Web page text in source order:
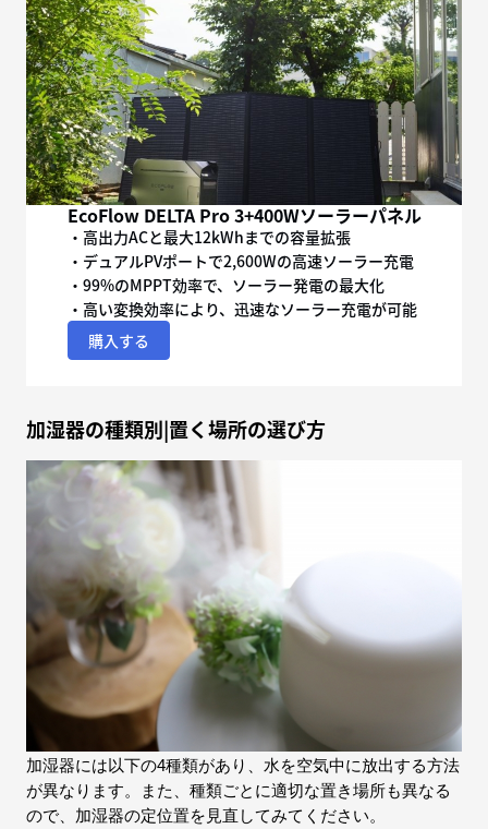
EcoFlow DELTA Pro 3+400Wソーラーパネル
・高出力ACと最大12kWhまでの容量拡張
・デュアルPVポートで2,600Wの高速ソーラー充電
・99%のMPPT効率で、ソーラー発電の最大化
・高い変換効率により、迅速なソーラー充電が可能
購入する
加湿器の種類別|置く場所の選び方
加湿器には以下の4種類があり、水を空気中に放出する方法
が異なります。また、種類ごとに適切な置き場所も異なる
ので、加湿器の定位置を見直してみてください。